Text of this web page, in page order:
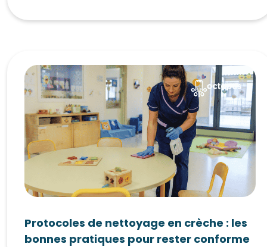
Protocoles de nettoyage en crèche : les
bonnes pratiques pour rester conforme